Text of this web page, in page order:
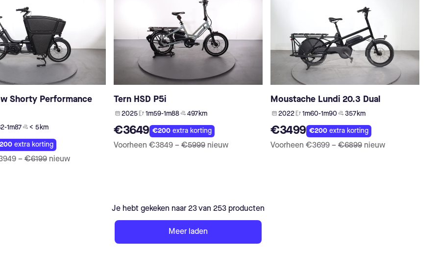
Shorty Performance
1m87 < 5 km
extra korting
– €6199 nieuw
Tern HSD P5i
2025 1m59-1m88 497 km
€3649 €200extra korting
Voorheen €3849 – €5999 nieuw
Moustache Lundi 20.3 Dual
2022 1m60-1m90 357 km
€3499 €200extra korting
Voorheen €3699 – €6899 nieuw
Je hebt gekeken naar 23 van 253 producten
Meer laden